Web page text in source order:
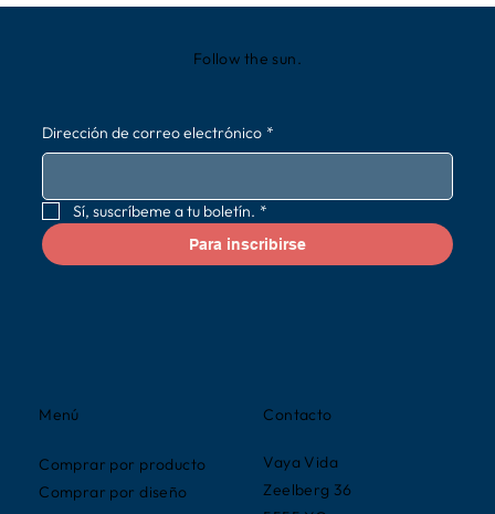
Contacto
Vaya Vida
Zeelberg 36
Menú
Comprar por producto
Comprar por diseño
Follow the sun.
Dirección de correo electrónico *
Sí, suscríbeme a tu boletín. *
Para inscribirse